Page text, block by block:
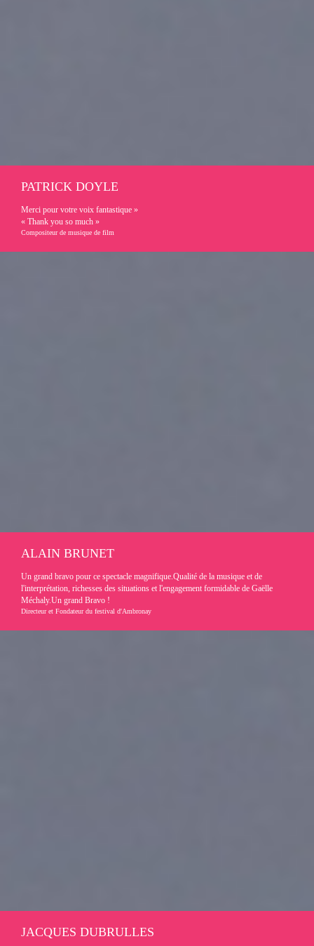
PATRICK DOYLE
Merci pour votre voix fantastique »
« Thank you so much »
Compositeur de musique de film
ALAIN BRUNET
Un grand bravo pour ce spectacle magnifique.Qualité de la musique et de
l'interprétation, richesses des situations et l'engagement formidable de Gaëlle
Méchaly.Un grand Bravo !
Directeur et Fondateur du festival d'Ambronay
JACQUES DUBRULLES